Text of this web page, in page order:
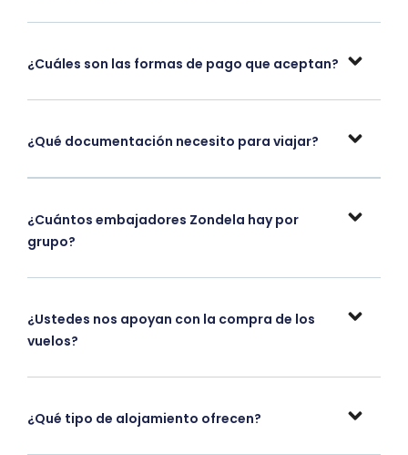
¿Cuáles son las formas de pago que aceptan?
¿Qué documentación necesito para viajar?
¿Cuántos embajadores Zondela hay por
grupo?
¿Ustedes nos apoyan con la compra de los
vuelos?
¿Qué tipo de alojamiento ofrecen?